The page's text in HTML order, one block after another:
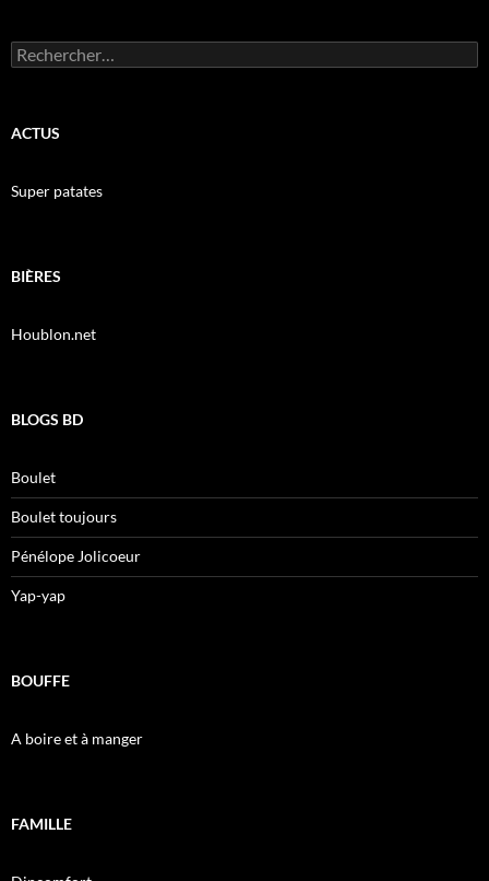
Rechercher :
ACTUS
Super patates
BIÈRES
Houblon.net
BLOGS BD
Boulet
Boulet toujours
Pénélope Jolicoeur
Yap-yap
BOUFFE
A boire et à manger
FAMILLE